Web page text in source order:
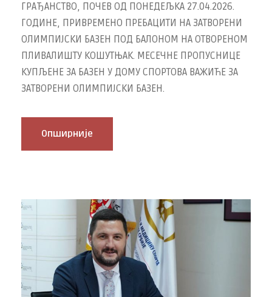
ГРАЂАНСТВО, ПОЧЕВ ОД ПОНЕДЕЉКА 27.04.2026.
ГОДИНЕ, ПРИВРЕМЕНО ПРЕБАЦИТИ НА ЗАТВОРЕНИ
ОЛИМПИЈСКИ БАЗЕН ПОД БАЛОНОМ НА ОТВОРЕНОМ
ПЛИВАЛИШТУ КОШУТЊАК. МЕСЕЧНЕ ПРОПУСНИЦЕ
КУПЉЕНЕ ЗА БАЗЕН У ДОМУ СПОРТОВА ВАЖИЋЕ ЗА
ЗАТВОРЕНИ ОЛИМПИЈСКИ БАЗЕН.
Опширније